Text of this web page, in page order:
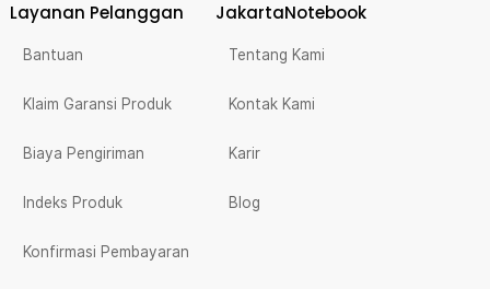
Layanan Pelanggan
Bantuan
Klaim Garansi Produk
Biaya Pengiriman
Indeks Produk
Konfirmasi Pembayaran
JakartaNotebook
Tentang Kami
Kontak Kami
Karir
Blog